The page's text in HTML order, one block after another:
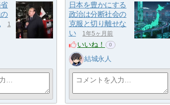
1
日本を豊かにする
政治は分断社会の
克服と切り離せな
い
1年5ヶ月前
いいね！ 0
結城永人